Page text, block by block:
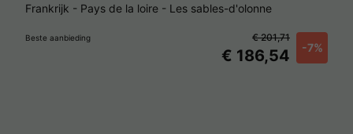
Frankrijk - Pays de la loire - Les sables-d'olonne
Beste aanbieding
€ 186,54 -7%
€ 201,71